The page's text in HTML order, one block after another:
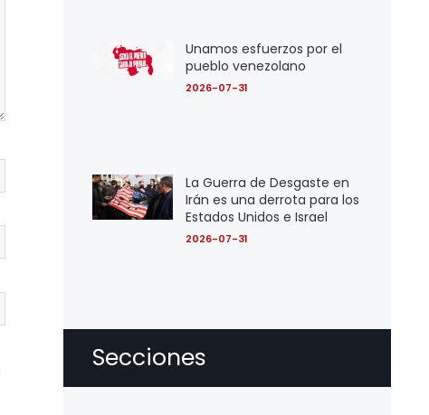
Unamos esfuerzos por el
pueblo venezolano
2026-07-31
La Guerra de Desgaste en
Irán es una derrota para los
Estados Unidos e Israel
2026-07-31
Secciones